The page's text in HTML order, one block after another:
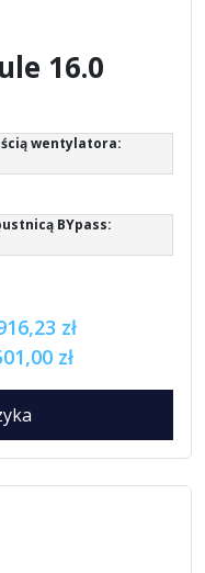
16.0
wentylatora:
BYpass:
zł
zł